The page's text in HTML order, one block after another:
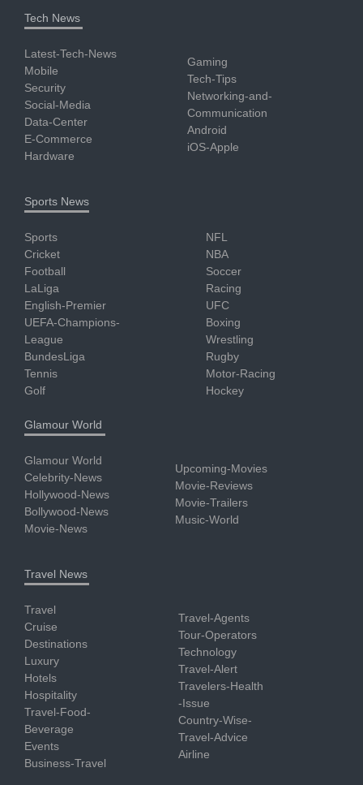
Tech News
Latest-Tech-News
Mobile
Security
Social-Media
Data-Center
E-Commerce
Hardware
Gaming
Tech-Tips
Networking-and-
Communication
Android
iOS-Apple
Sports News
Sports
Cricket
Football
LaLiga
English-Premier
UEFA-Champions-
League
BundesLiga
Tennis
Golf
NFL
NBA
Soccer
Racing
UFC
Boxing
Wrestling
Rugby
Motor-Racing
Hockey
Glamour World
Glamour World
Celebrity-News
Hollywood-News
Bollywood-News
Movie-News
Upcoming-Movies
Movie-Reviews
Movie-Trailers
Music-World
Travel News
Travel
Cruise
Destinations
Luxury
Hotels
Hospitality
Travel-Food-
Beverage
Events
Business-Travel
Travel-Agents
Tour-Operators
Technology
Travel-Alert
Travelers-Health
-Issue
Country-Wise-
Travel-Advice
Airline